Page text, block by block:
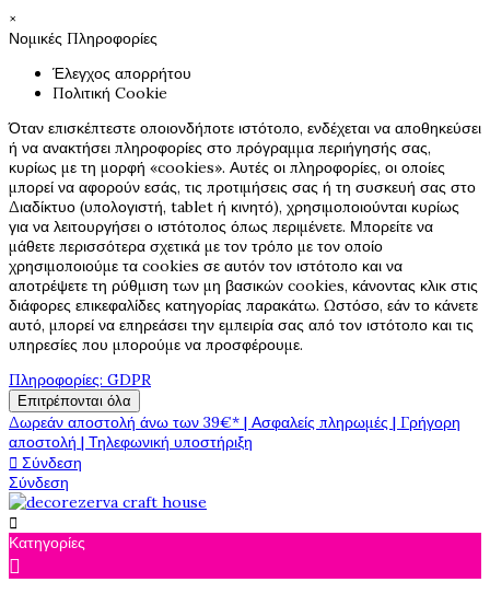
×
Νομικές Πληροφορίες
Έλεγχος απορρήτου
Πολιτική Cookie
Όταν επισκέπτεστε οποιονδήποτε ιστότοπο, ενδέχεται να αποθηκεύσει
ή να ανακτήσει πληροφορίες στο πρόγραμμα περιήγησής σας,
κυρίως με τη μορφή «cookies». Αυτές οι πληροφορίες, οι οποίες
μπορεί να αφορούν εσάς, τις προτιμήσεις σας ή τη συσκευή σας στο
Διαδίκτυο (υπολογιστή, tablet ή κινητό), χρησιμοποιούνται κυρίως
για να λειτουργήσει ο ιστότοπος όπως περιμένετε. Μπορείτε να
μάθετε περισσότερα σχετικά με τον τρόπο με τον οποίο
χρησιμοποιούμε τα cookies σε αυτόν τον ιστότοπο και να
αποτρέψετε τη ρύθμιση των μη βασικών cookies, κάνοντας κλικ στις
διάφορες επικεφαλίδες κατηγορίας παρακάτω. Ωστόσο, εάν το κάνετε
αυτό, μπορεί να επηρεάσει την εμπειρία σας από τον ιστότοπο και τις
υπηρεσίες που μπορούμε να προσφέρουμε.
Πληροφορίες: GDPR
Επιτρέπονται όλα
Δωρεάν αποστολή άνω των 39€* | Ασφαλείς πληρωμές | Γρήγορη
αποστολή | Τηλεφωνική υποστήριξη
 Σύνδεση
Σύνδεση

Κατηγορίες
